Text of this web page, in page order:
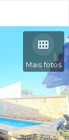
Mais fotos